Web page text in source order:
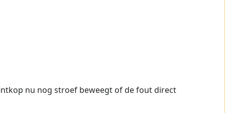
nu nog stroef beweegt of de fout direct